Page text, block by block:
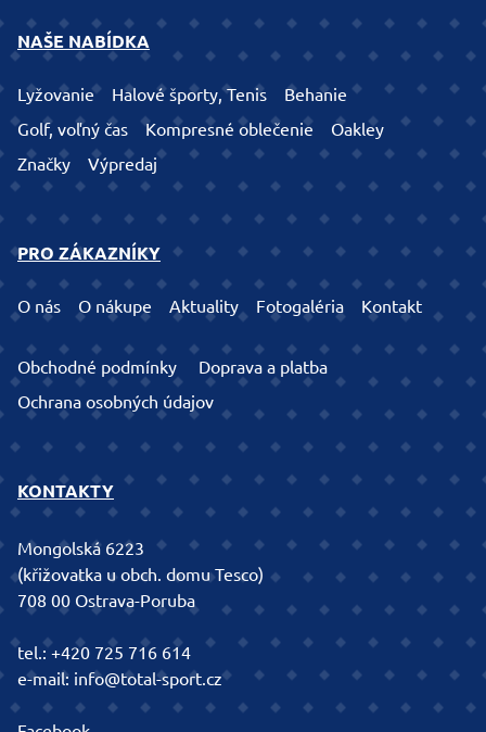
NAŠE NABÍDKA
Lyžovanie Halové športy, Tenis
Behanie
Golf, voľný čas
Kompresné oblečenie
Oakley
Značky
Výpredaj
PRO ZÁKAZNÍKY
O nás O nákupe Aktuality Fotogaléria Kontakt
Obchodné podmínky
Doprava a platba
Ochrana osobných údajov
KONTAKTY
Mongolská 6223
(křižovatka u obch. domu Tesco)
708 00 Ostrava-Poruba
tel.:+420 725 716 614
e-mail: info@total-sport.cz